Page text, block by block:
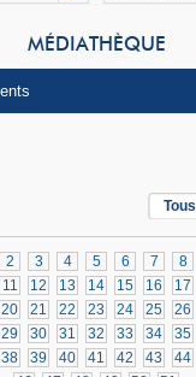
MÉDIATHÈQUE
Tous
2 3 4 5 6 7 8
11 12 13 14 15 16 17
20 21 22 23 24 25 26
29 30 31 32 33 34 35
38 39 40 41 42 43 44